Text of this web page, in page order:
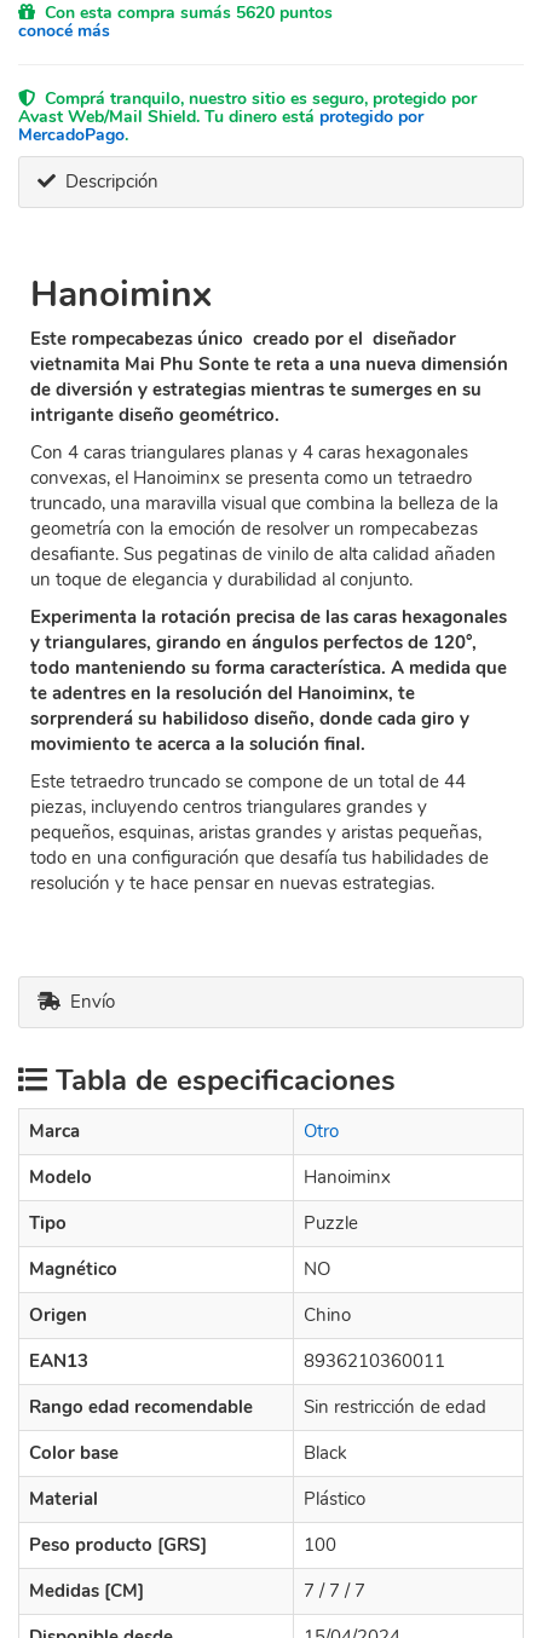
Con esta compra sumás 5620 puntos
conocé más
Comprá tranquilo, nuestro sitio es seguro, protegido por
Avast Web/Mail Shield. Tu dinero está protegido por
MercadoPago.
Descripción
Hanoiminx
Este rompecabezas único creado por el diseñador
vietnamita Mai Phu Sonte te reta a una nueva dimensión
de diversión y estrategias mientras te sumerges en su
intrigante diseño geométrico.
Con 4 caras triangulares planas y 4 caras hexagonales
convexas, el Hanoiminx se presenta como un tetraedro
truncado, una maravilla visual que combina la belleza de la
geometría con la emoción de resolver un rompecabezas
desafiante. Sus pegatinas de vinilo de alta calidad añaden
un toque de elegancia y durabilidad al conjunto.
Experimenta la rotación precisa de las caras hexagonales
y triangulares, girando en ángulos perfectos de 120°,
todo manteniendo su forma característica. A medida que
te adentres en la resolución del Hanoiminx, te
sorprenderá su habilidoso diseño, donde cada giro y
movimiento te acerca a la solución final.
Este tetraedro truncado se compone de un total de 44
piezas, incluyendo centros triangulares grandes y
pequeños, esquinas, aristas grandes y aristas pequeñas,
todo en una configuración que desafía tus habilidades de
resolución y te hace pensar en nuevas estrategias.
Envío
Tabla de especificaciones
Marca
Otro
Modelo
Hanoiminx
Tipo
Puzzle
Magnético
NO
Origen
Chino
EAN13
8936210360011
Rango edad recomendable
Sin restricción de edad
Color base
Black
Material
Plástico
Peso producto [GRS]
100
Medidas [CM]
7 / 7 / 7